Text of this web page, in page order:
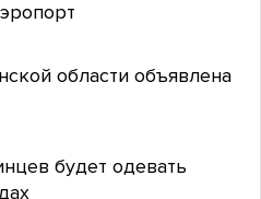
области объявлена
будет одевать